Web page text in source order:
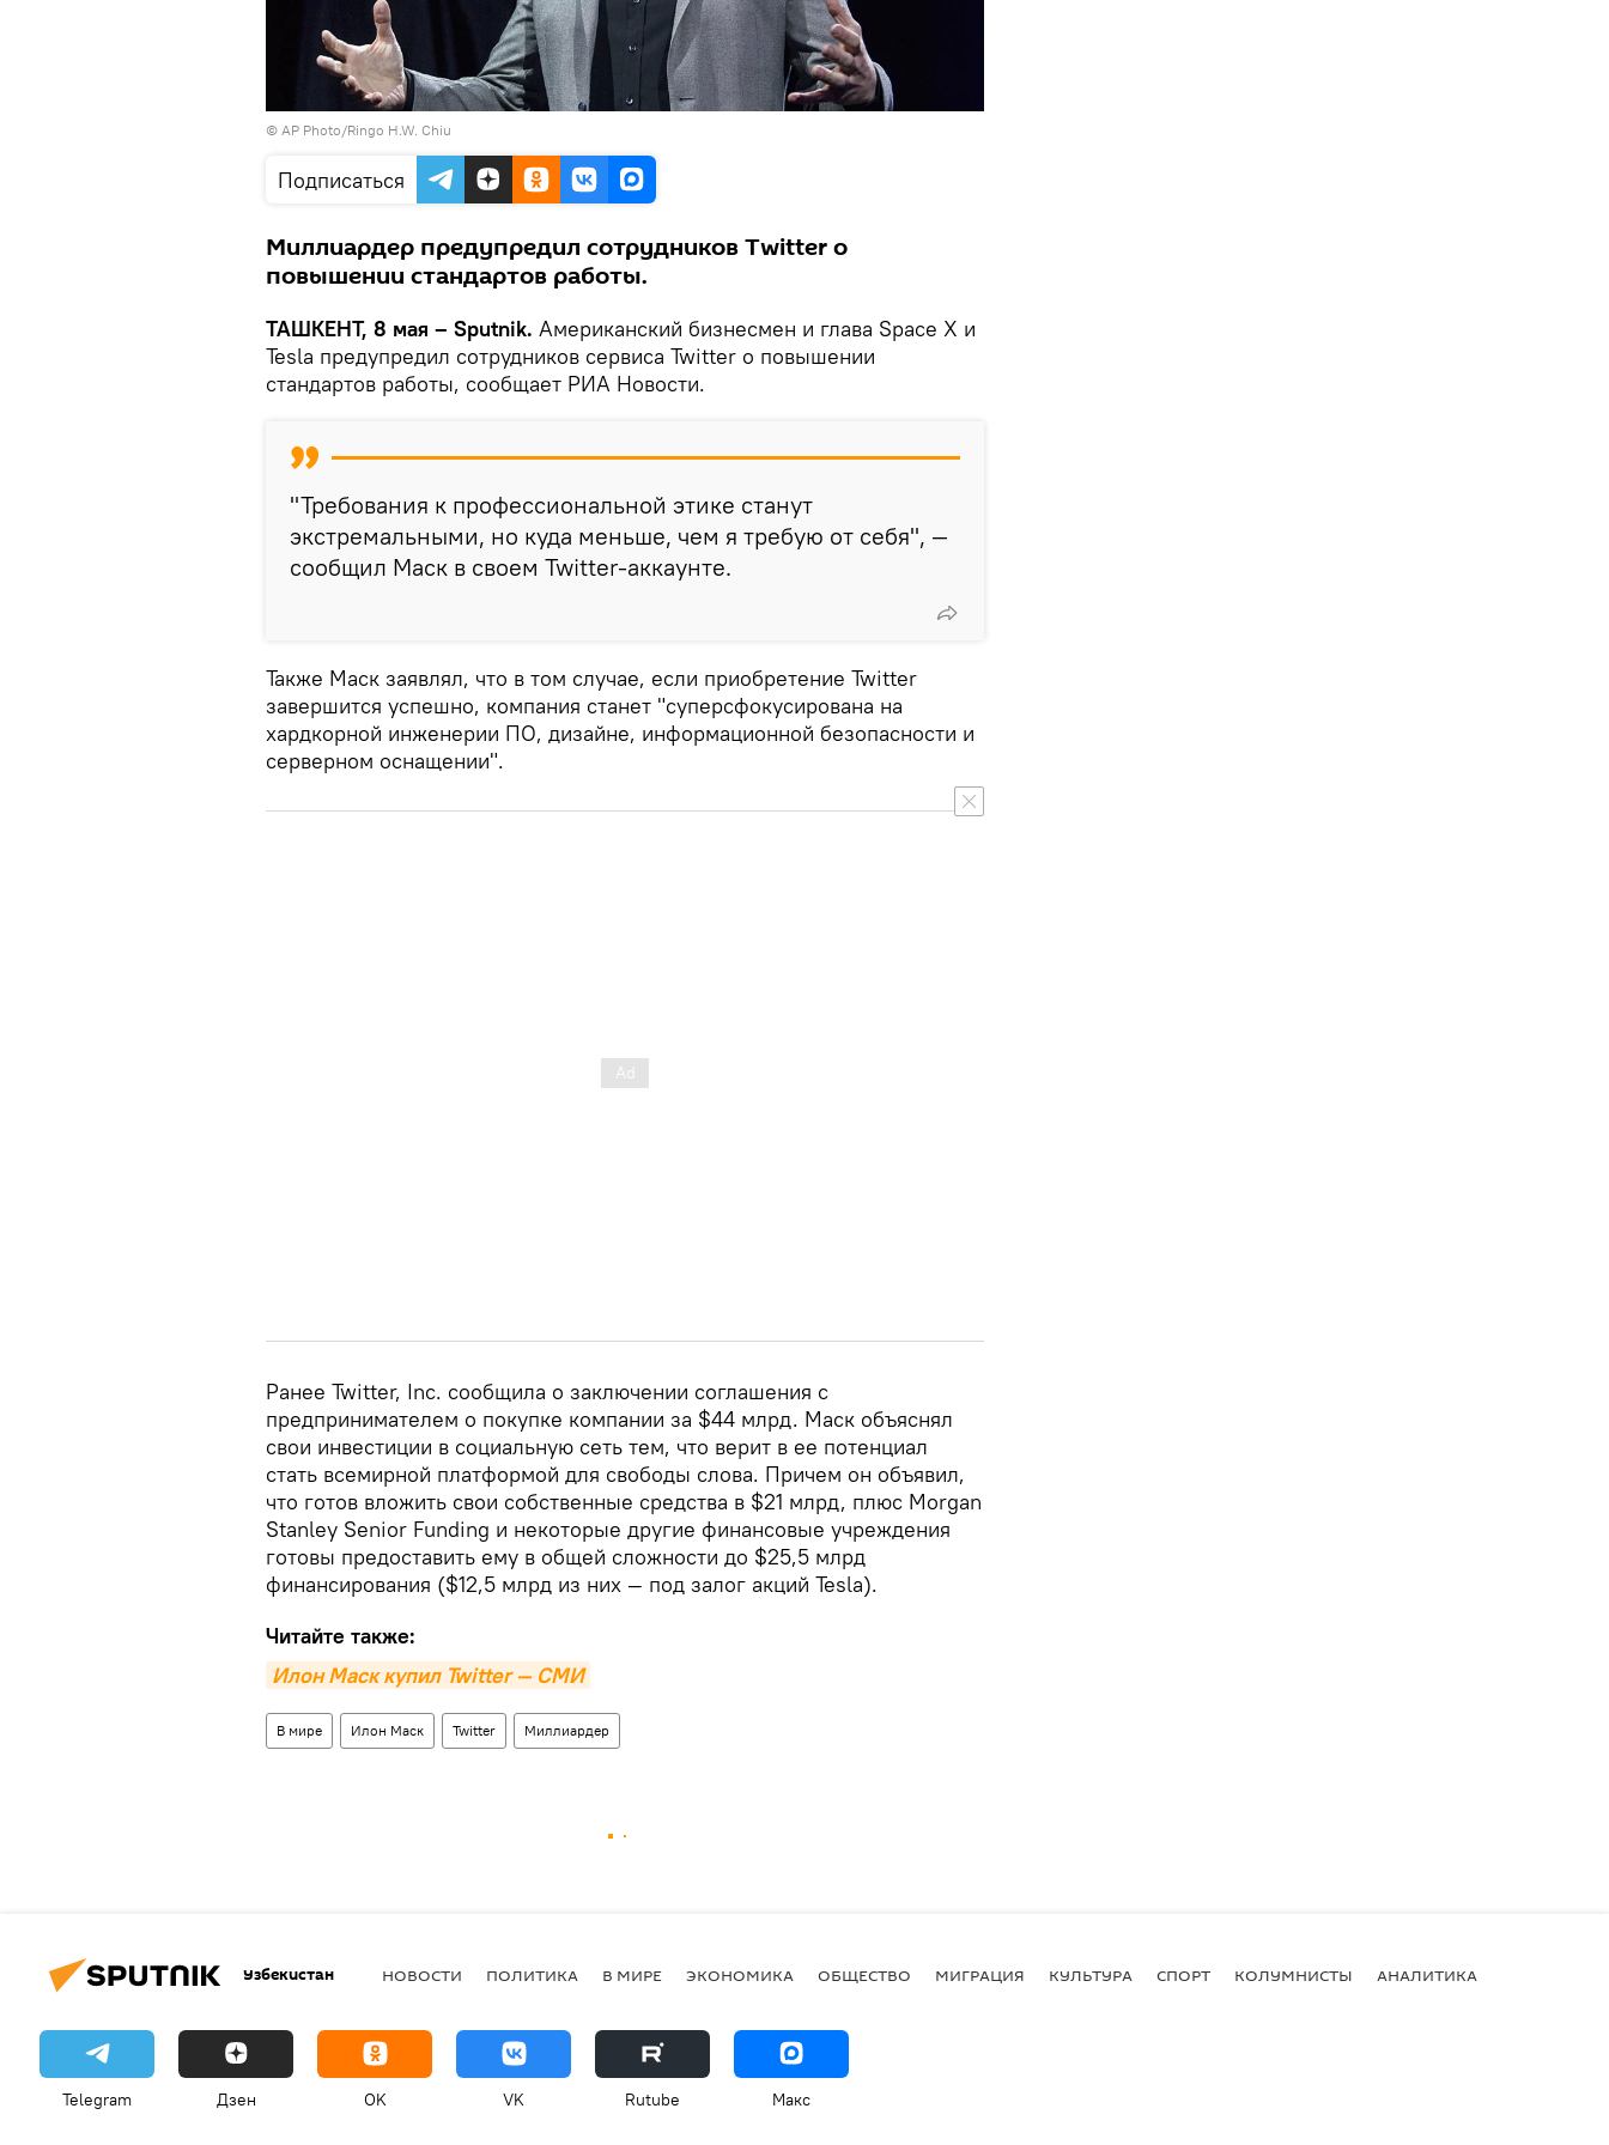
© AP Photo/Ringo H.W. Chiu
Подписаться
Миллиардер предупредил сотрудников Twitter о
повышении стандартов работы.
ТАШКЕНТ, 8 мая – Sputnik. Американский бизнесмен и глава Space X и
Tesla предупредил сотрудников сервиса Twitter о повышении
стандартов работы, сообщает РИА Новости.
"Требования к профессиональной этике станут
экстремальными, но куда меньше, чем я требую от себя", —
сообщил Маск в своем Twitter-аккаунте.
Также Маск заявлял, что в том случае, если приобретение Twitter
завершится успешно, компания станет "суперсфокусирована на
хардкорной инженерии ПО, дизайне, информационной безопасности и
серверном оснащении".
Ранее Twitter, Inc. сообщила о заключении соглашения с
предпринимателем о покупке компании за $44 млрд. Маск объяснял
свои инвестиции в социальную сеть тем, что верит в ее потенциал
стать всемирной платформой для свободы слова. Причем он объявил,
что готов вложить свои собственные средства в $21 млрд, плюс Morgan
Stanley Senior Funding и некоторые другие финансовые учреждения
готовы предоставить ему в общей сложности до $25,5 млрд
финансирования ($12,5 млрд из них — под залог акций Tesla).
Читайте также:
Илон Маск купил Twitter — СМИ
В мире Илон Маск Twitter Миллиардер
Узбекистан НОВОСТИ ПОЛИТИКА В МИРЕ ЭКОНОМИКА ОБЩЕСТВО МИГРАЦИЯ КУЛЬТУРА СПОРТ КОЛУМНИСТЫ АНАЛИТИКА
Telegram Дзен OK VK Rutube Макс